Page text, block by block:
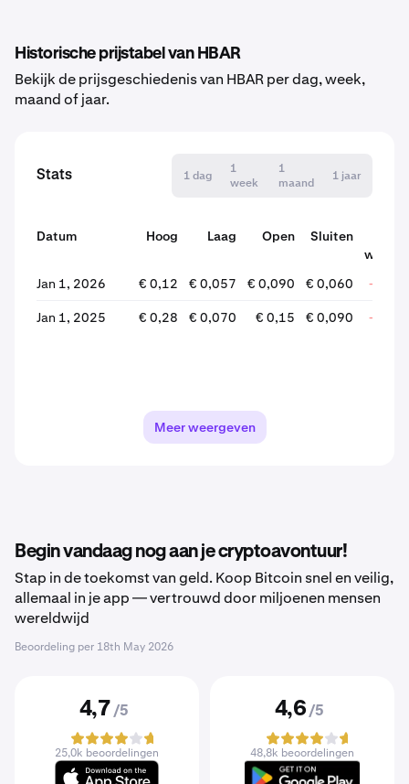
Historische prijstabel van HBAR
Bekijk de prijsgeschiedenis van HBAR per dag, week,
maand of jaar.
Stats 1 dag
1
week
1
maand
1 jaar
Datum Hoog Laag Open
Sluiten
Jan 1, 2026
€ 0,12 € 0,057 € 0,090 € 0,060 -
Jan 1, 2025 € 0,28 € 0,070 € 0,15 € 0,090 -
Meer weergeven
Begin vandaag nog aan je cryptoavontuur!
Stap in de toekomst van geld. Koop Bitcoin snel en veilig,
allemaal in je app — vertrouwd door miljoenen mensen
wereldwijd
Beoordeling per 18th May 2026
4,7 /5
25,0k beoordelingen
4,6 /5
48,8k beoordelingen